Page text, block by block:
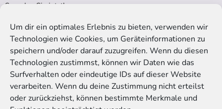
Um dir ein optimales Erlebnis zu bieten, verwenden wir
Technologien wie Cookies, um Geräteinformationen zu
speichern und/oder darauf zuzugreifen. Wenn du diesen
Technologien zustimmst, können wir Daten wie das
Surfverhalten oder eindeutige IDs auf dieser Website
verarbeiten. Wenn du deine Zustimmung nicht erteilst
oder zurückziehst, können bestimmte Merkmale und
Spenden Sie jetzt!
RECHTLICHES
Impressum
Datenschutzerklärung
Cookie-Richtlinie (EU)